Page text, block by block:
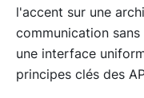
l'accent sur une
communication
une interface
principes clés des